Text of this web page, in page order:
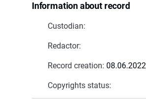
Information about record
Custodian:
Redactor:
Record creation:
Copyrights status: